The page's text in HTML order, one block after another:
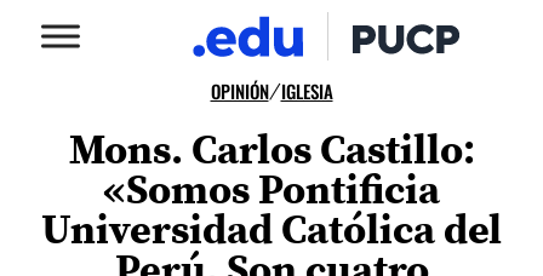
OPINIÓN/IGLESIA
Mons. Carlos Castillo:
«Somos Pontificia
Universidad Católica del